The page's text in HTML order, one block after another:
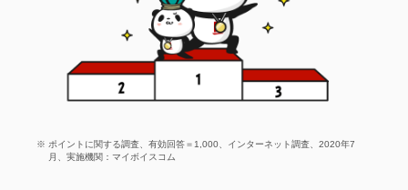
ポイントに関する調査、有効回答＝1,000、インターネット調査、2020年7
月、実施機関：マイボイスコム